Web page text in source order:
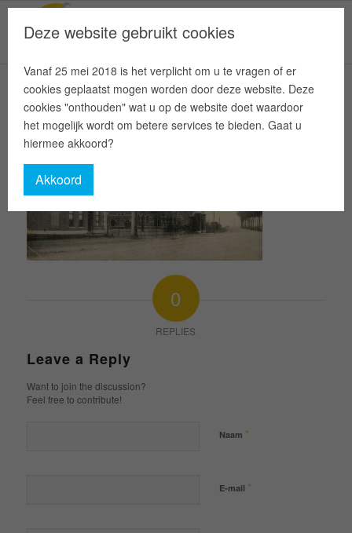
0
REPLIES
Leave a Reply
Want to join the discussion?
Feel free to contribute!
Naam *
E-mail *
Deze website gebruikt cookies
Vanaf 25 mei 2018 is het verplicht om u te vragen of er
cookies geplaatst mogen worden door deze website. Deze
cookies "onthouden" wat u op de website doet waardoor
het mogelijk wordt om betere services te bieden. Gaat u
hiermee akkoord?
Akkoord